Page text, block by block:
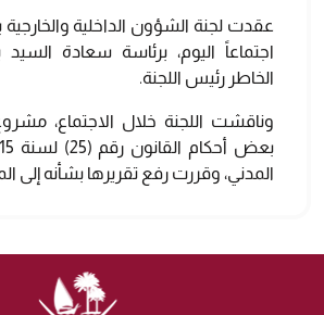
عقدت لجنة الشؤون الداخلية
اجتماعاً اليوم، برئاسة سعادة
الخاطر رئيس اللجنة.
وناقشت اللجنة خلال الاجتماع،
المدني، وقررت رفع تقريرها بشأنه إلى